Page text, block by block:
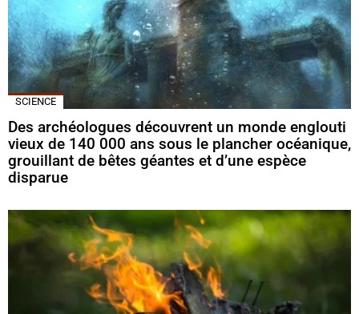
SCIENCE
Des archéologues découvrent un monde englouti
vieux de 140 000 ans sous le plancher océanique,
grouillant de bêtes géantes et d’une espèce
disparue